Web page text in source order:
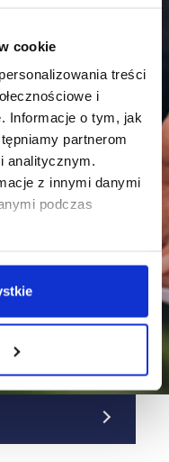
cookie
treści
i
Informacje o tym, jak
partnerom
analitycznym.
z innymi danymi
podczas
BA